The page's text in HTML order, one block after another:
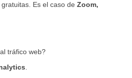
Es el caso de Zoom,
tráfico web?
.